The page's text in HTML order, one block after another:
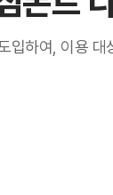
하여, 이용